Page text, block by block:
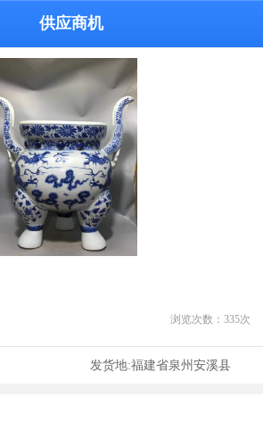
供应商机
浏览次数： 335次
发货地:福建省泉州安溪县